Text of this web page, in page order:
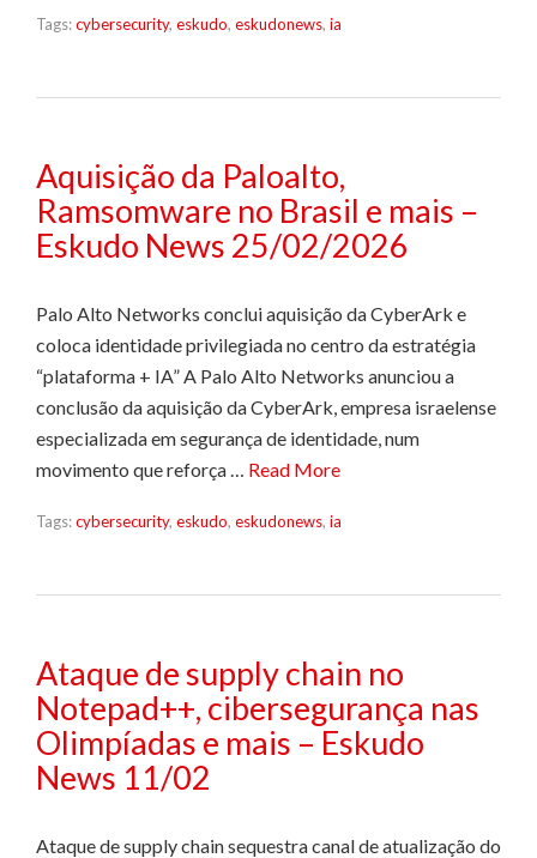
Tags:cybersecurity, eskudo, eskudonews, ia
Aquisição da Paloalto,
Ramsomware no Brasil e mais –
Eskudo News 25/02/2026
Palo Alto Networks conclui aquisição da CyberArk e
coloca identidade privilegiada no centro da estratégia
“plataforma + IA” A Palo Alto Networks anunciou a
conclusão da aquisição da CyberArk, empresa israelense
especializada em segurança de identidade, num
movimento que reforça … Read More
Tags:cybersecurity, eskudo, eskudonews, ia
Ataque de supply chain no
Notepad++, cibersegurança nas
Olimpíadas e mais – Eskudo
News 11/02
Ataque de supply chain sequestra canal de atualização do